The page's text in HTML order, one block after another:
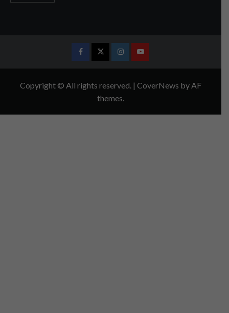
FacebookTwitterInstagramYoutube
Copyright © All rights reserved. | CoverNews by AF
themes.